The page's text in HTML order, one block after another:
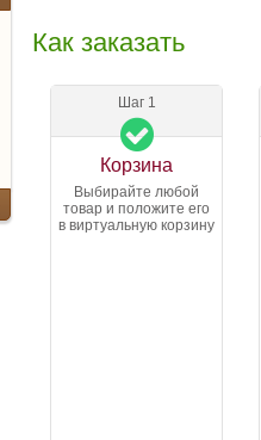
Как заказать
Шаг 1
Корзина
Выбирайте любой
товар и положите его
в виртуальную корзину